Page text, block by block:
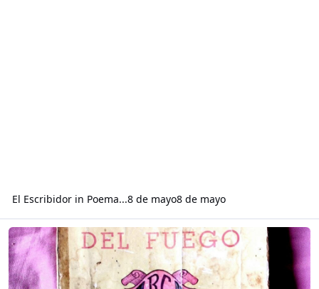
El Escribidorin Poema...8 de mayo8 de mayo
Read more about Reseña sobre “La Filosofía del Fuego” de la